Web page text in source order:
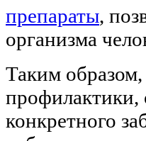
препараты,
организма
Таким
профилактики,
конкретного